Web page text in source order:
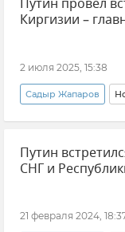
Внешняя политика
Путин провел
Киргизии –
2 июля 2025, 15:38
Садыр Жапаров
Владимир Путин
Киргизия
Русский язык
Путин
СНГ и
21 февраля 2024,